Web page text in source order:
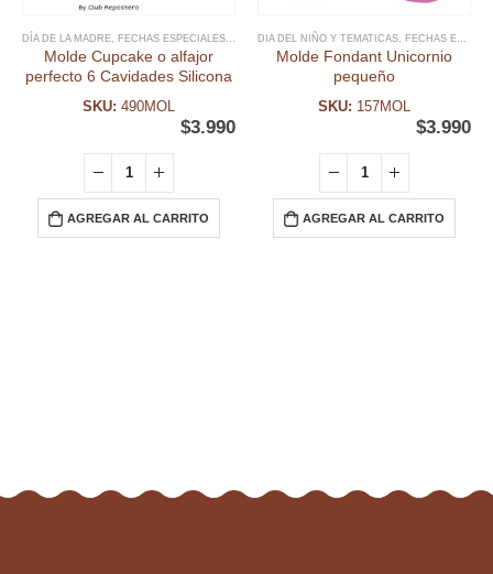
DÍA DE LA MADRE, FECHAS ESPECIALES, MOLDE CUPCAKES ,MOLDE SILICONA,MOLDES
Molde Cupcake o alfajor
perfecto 6 Cavidades Silicona
SKU: 490MOL
$3.990
AGREGAR AL CARRITO
DIA DEL NIÑO Y TEMATICAS, FECHAS ESPECIALES
Molde Fondant Unicornio
pequeño
SKU: 157MOL
$3.990
AGREGAR AL CARRITO